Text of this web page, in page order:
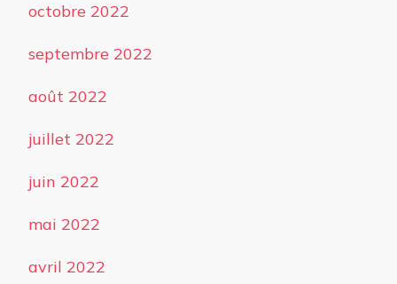
octobre 2022
septembre 2022
août 2022
juillet 2022
juin 2022
mai 2022
avril 2022